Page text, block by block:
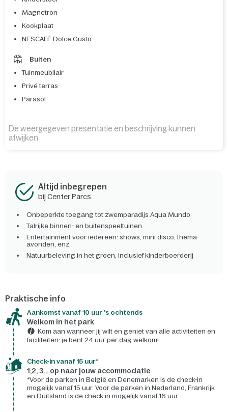
Magnetron
Kookplaat
NESCAFÉ Dolce Gusto
Buiten
Tuinmeubilair
Privé terras
Parasol
De weergegeven presentatie en beschrijving kunnen
afwijken
Altijd inbegrepen
bij Center Parcs
Onbeperkte toegang tot zwemparadijs Aqua Mundo
Talrijke binnen- en buitenspeeltuinen
Entertainment voor iedereen: shows, mini disco, thema-
avonden, enz.
Natuurbeleving in het groen, inclusief kinderboerderij
Praktische info
Aankomst vanaf 10 uur 's ochtends
Welkom in het park
Kom aan wanneer jij wilt en geniet van alle activiteiten en
faciliteiten: je bent 24 uur per dag welkom!
Check-in vanaf 15 uur*
1,2, 3... op naar jouw accommodatie
*Voor de parken in België en Denemarken is de check-in
mogelijk vanaf 15 uur. Voor de parken in Nederland, Frankrijk
en Duitsland is de check-in mogelijk vanaf 16 uur.